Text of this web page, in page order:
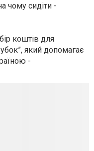
чому сидіти -
коштів для
який допомагає
-